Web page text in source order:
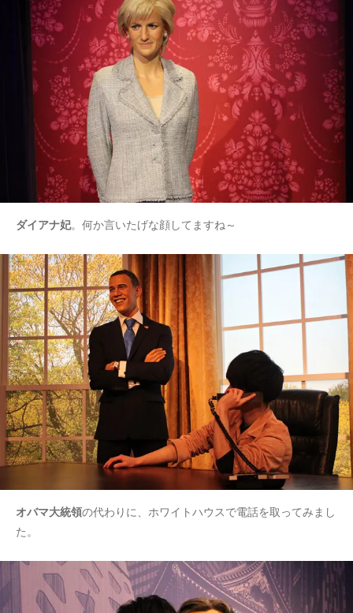
ダイアナ妃。何か言いたげな顔してますね～
オバマ大統領の代わりに、ホワイトハウスで電話を取ってみまし
た。